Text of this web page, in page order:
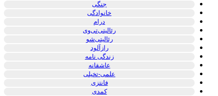
جنگی
خانوادگی
درام
رئالیتی‌تی‌وی
رئالیتی‌شو
رازآلود
زندگی نامه
عاشقانه
علمی-تخیلی
فانتزی
کمدی